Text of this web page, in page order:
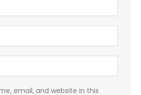
email, and website in this